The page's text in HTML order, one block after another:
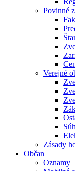
Povinné
Verejné
Zásady
Občan
Oznamy